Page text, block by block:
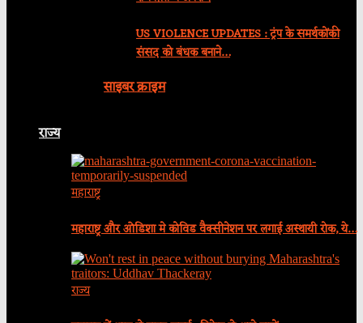
US VIOLENCE UPDATES : ट्रंप के समर्थकोंकी
संसद को बंधक बनाने…
साइबर क्राइम
राज्य
महाराष्ट्र
महाराष्ट्र और ओडिशा मे कोविड वैक्सीनेशन पर लगाई अस्थायी रोक, ये…
राज्य